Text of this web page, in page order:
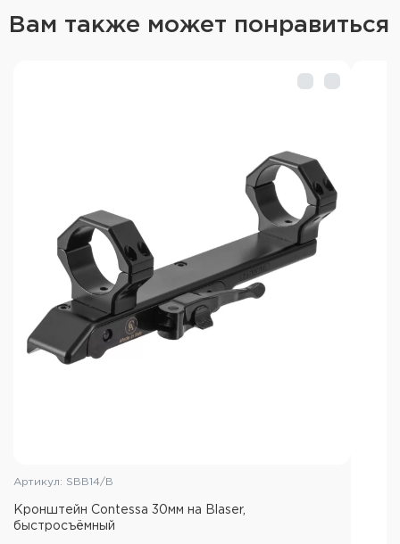
Вам также может понравиться
Артикул: SBB14/B
Кронштейн Contessa 30мм на Blaser,
быстросъёмный